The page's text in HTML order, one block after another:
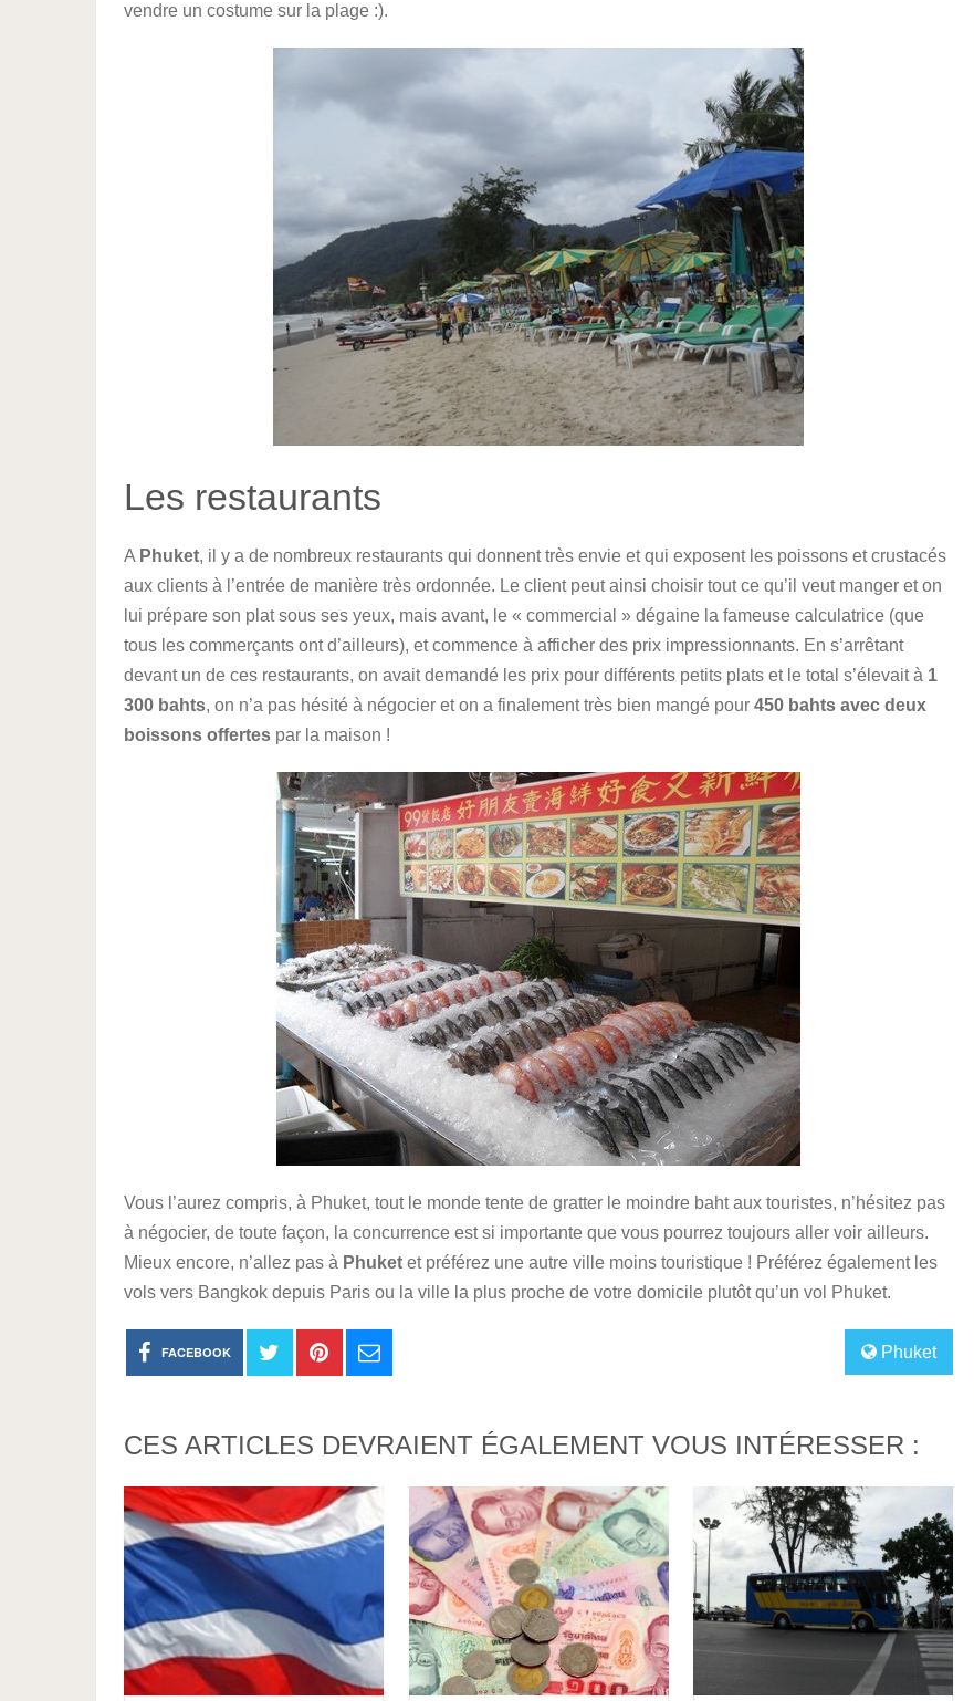
vendre un costume sur la plage :).
Les restaurants
A Phuket, il y a de nombreux restaurants qui donnent très envie et qui exposent les poissons et crustacés
aux clients à l’entrée de manière très ordonnée. Le client peut ainsi choisir tout ce qu’il veut manger et on
lui prépare son plat sous ses yeux, mais avant, le « commercial » dégaine la fameuse calculatrice (que
tous les commerçants ont d’ailleurs), et commence à afficher des prix impressionnants. En s’arrêtant
devant un de ces restaurants, on avait demandé les prix pour différents petits plats et le total s’élevait à 1
300 bahts, on n’a pas hésité à négocier et on a finalement très bien mangé pour 450 bahts avec deux
boissons offertes par la maison !
Vous l’aurez compris, à Phuket, tout le monde tente de gratter le moindre baht aux touristes, n’hésitez pas
à négocier, de toute façon, la concurrence est si importante que vous pourrez toujours aller voir ailleurs.
Mieux encore, n’allez pas à Phuket et préférez une autre ville moins touristique ! Préférez également les
vols vers Bangkok depuis Paris ou la ville la plus proche de votre domicile plutôt qu’un vol Phuket.
Phuket
FACEBOOK
CES ARTICLES DEVRAIENT ÉGALEMENT VOUS INTÉRESSER :